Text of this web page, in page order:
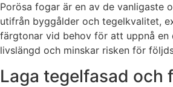
Porösa fogar är en av de vanligaste
utifrån byggålder och tegelkvalitet,
färgtonar vid behov för att uppnå en
livslängd och minskar risken för
Laga tegelfasad